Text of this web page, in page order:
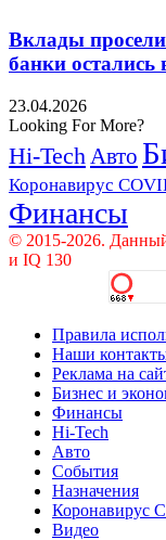
Вклады
банки остались
23.04.2026
Looking For More?
Hi-Tech Авто
Коронавирус
Финансы
© 2015-2026.
и IQ 130
Правила
Наши
Реклама на
Бизнес и
Финансы
Hi-Tech
Авто
События
Назначения
Коронавирус
Видео